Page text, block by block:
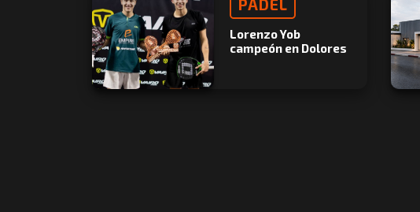
PADEL
Lorenzo Yob
campeón en Dolores